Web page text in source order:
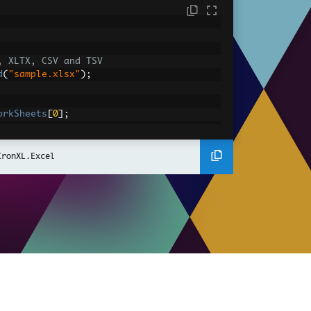
CSV and TSV
( "sample.xlsx" );
0];
value